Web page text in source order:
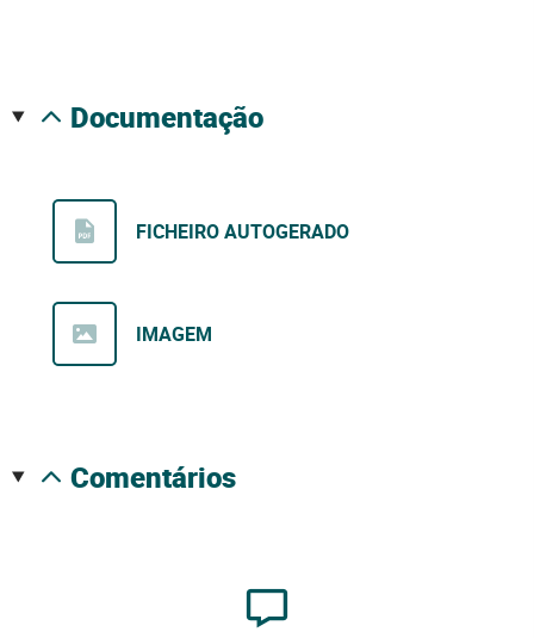
documentação
FICHEIRO AUTOGERADO
IMAGEM
comentários